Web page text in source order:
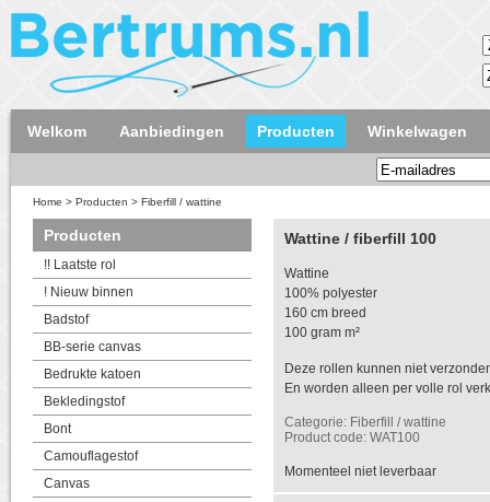
Welkom Aanbiedingen Producten Winkelwagen
Home > Producten > Fiberfill / wattine
Producten
!! Laatste rol
! Nieuw binnen
Badstof
BB-serie canvas
Bedrukte katoen
Bekledingstof
Bont
Camouflagestof
Canvas
Wattine / fiberfill 100
Wattine
100% polyester
160 cm breed
100 gram m²
Deze rollen kunnen niet
En worden alleen per volle rol
Categorie: Fiberfill / wattine
Product code: WAT100
Momenteel niet leverbaar